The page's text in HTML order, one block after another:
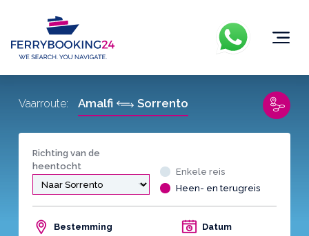
Richting van de
heentocht
Enkele reis
Heen- en terugreis
Bestemming Datum
Vaarroute: Amalfi Sorrento